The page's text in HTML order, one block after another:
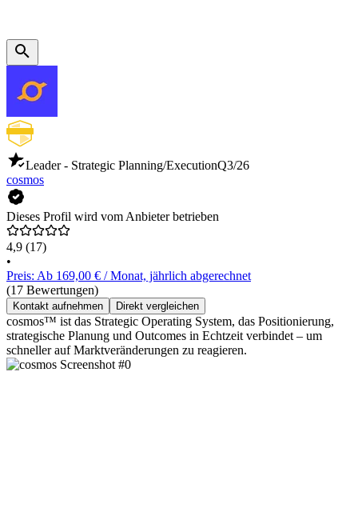
Leader - Strategic Planning/ExecutionQ3/26
cosmos
Dieses Profil wird vom Anbieter betrieben
4,9 (17)
•
Preis: Ab 169,00 € / Monat, jährlich abgerechnet
(17 Bewertungen)
Kontakt aufnehmen Direkt vergleichen
cosmos™ ist das Strategic Operating System, das Positionierung,
strategische Planung und Outcomes in Echtzeit verbindet – um
schneller auf Marktveränderungen zu reagieren.